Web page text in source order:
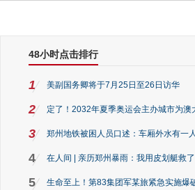
48小时点击排行
1 美副国务卿将于7月25日至26日访华
2 定了！2032年夏季奥运会主办城市为澳
3 郑州地铁被困人员口述：车厢外水有一
4 在人间 | 亲历郑州暴雨：我用皮划艇救
5 生命至上！第83集团军某旅紧急实施爆